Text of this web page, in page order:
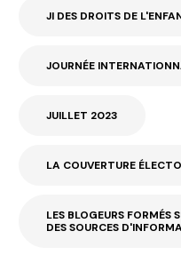
JI DES DROITS DE
JOURNÉE
JUILLET 2023
LA COUVERTURE
LES BLOGEURS FORMÉS
DES SOURCES